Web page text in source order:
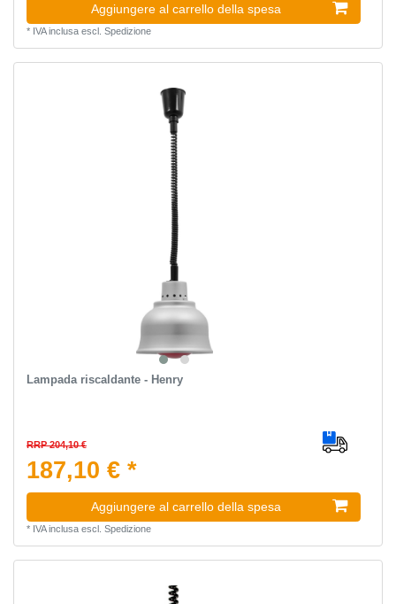
Aggiungere al carrello della spesa
* IVA inclusaescl. Spedizione
Lampada riscaldante - Henry
RRP 204,10 €
187,10 € *
Aggiungere al carrello della spesa
* IVA inclusaescl. Spedizione